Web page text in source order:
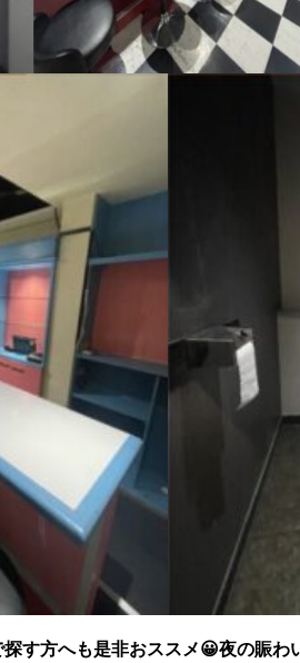
探す方へも是非おススメ😀夜の賑